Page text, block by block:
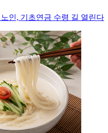
인, 기초연금 수령 길 열린다